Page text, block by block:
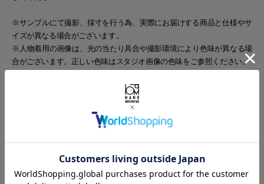
※サンプルにて撮影、採寸を行う為、実際にお届けする商品と仕様やサ
イズが異なる場合がございます。
※人物着用の画像は、光の当たり具合や撮影環境により色味が異なる場
合がございます。正しい色味はスタジオ画像の色味をご参照ください。
着丈 身幅 肩幅